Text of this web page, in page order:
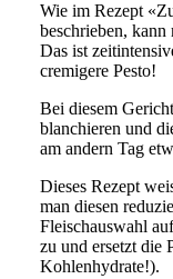
Wie im Rezept
beschrieben, kann
Das ist
cremigere Pesto!
Bei diesem
blanchieren und
am andern Tag
Dieses Rezept
man diesen
Fleischauswahl
zu und ersetzt die
Kohlenhydrate!).